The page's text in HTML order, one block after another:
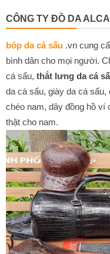
CÔNG TY ĐỒ DA
bóp da cá sấu .vn cung
bình dân cho mọi người.
cá sấu, thắt lưng da cá
da cá sấu, giày da cá sấu,
chéo nam, dây đồng hồ ví
thật cho nam.